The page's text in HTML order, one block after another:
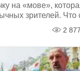
на «мове»,
зрителей. Что
2 877